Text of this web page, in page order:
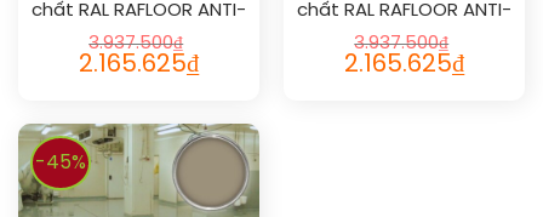
chất RAL RAFLOOR ANTI-
CHEM 1017
3.937.500₫
2.165.625₫
chất RAL RAFLOOR ANTI-
CHEM 1004
3.937.500₫
2.165.625₫
-45%